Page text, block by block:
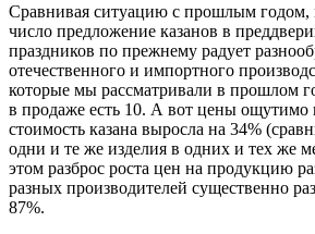
Сравнивая ситуацию с прошлым годом,
число предложение казанов в
праздников по прежнему радует
отечественного и импортного
которые мы рассматривали в прошлом
в продаже есть 10. А вот цены ощутимо
стоимость казана выросла на 34%
одни и те же изделия в одних и тех же
этом разброс роста цен на продукцию
разных производителей существенно
87%.